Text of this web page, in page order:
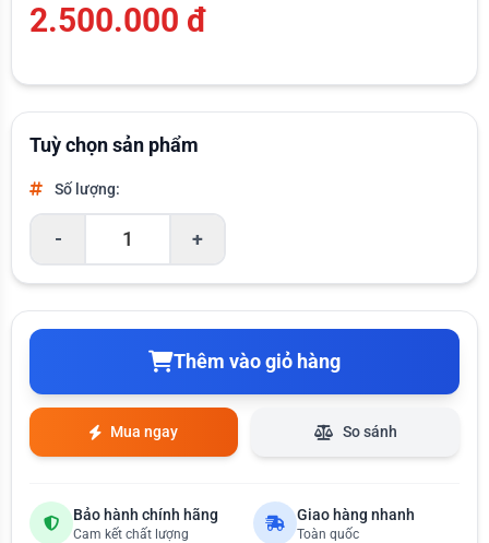
2.500.000 đ
Tuỳ chọn sản phẩm
Số lượng:
- +
Thêm vào giỏ hàng
Mua ngay So sánh
Bảo hành chính hãng
Cam kết chất lượng
Giao hàng nhanh
Toàn quốc